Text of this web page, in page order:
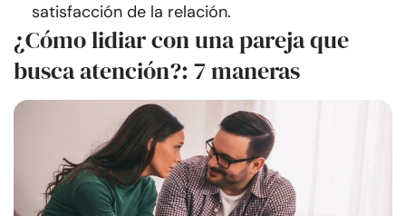
satisfacción de la relación.
¿Cómo lidiar con una pareja que
busca atención?: 7 maneras